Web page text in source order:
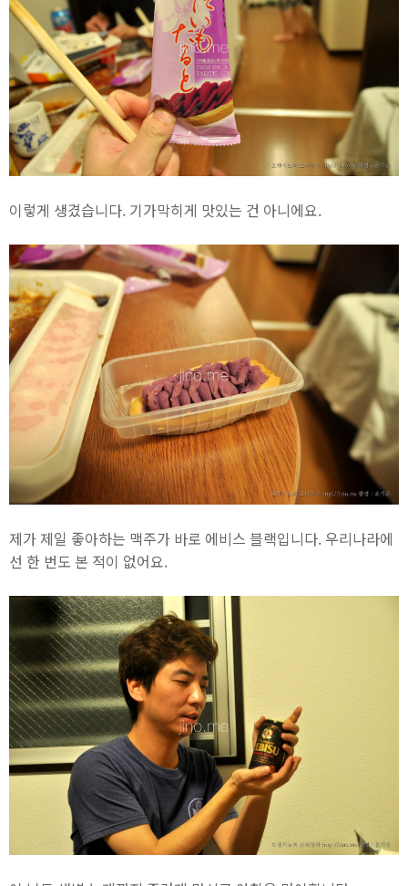
이렇게 생겼습니다. 기가막히게 맛있는 건 아니에요.
제가 제일 좋아하는 맥주가 바로 에비스 블랙입니다. 우리나라에
선 한 번도 본 적이 없어요.